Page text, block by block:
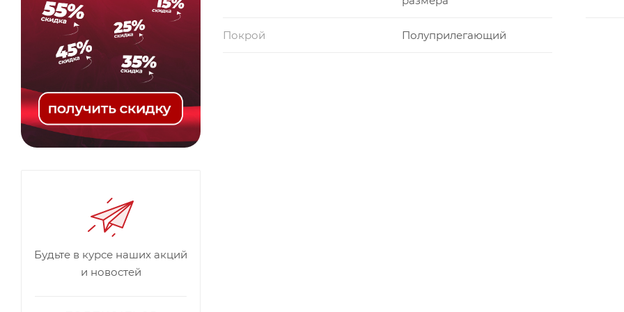
Покрой Полуприлегающий
Будьте в курсе наших акций
и новостей